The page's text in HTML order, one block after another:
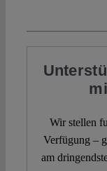
Wir stellen
Verfügung –
am